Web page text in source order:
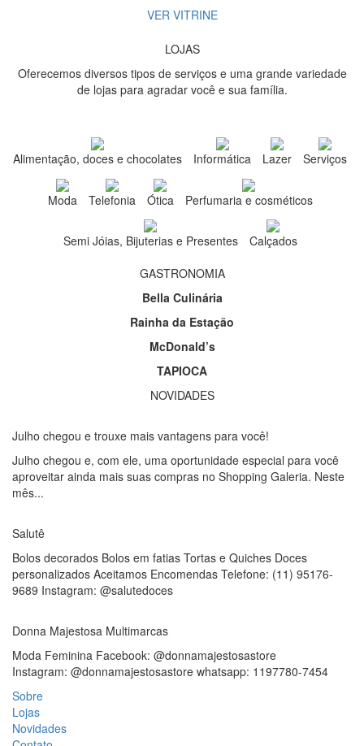
VER VITRINE
LOJAS
Oferecemos diversos tipos de serviços e uma grande variedade
de lojas para agradar você e sua família.
Alimentação, doces e chocolates Informática Lazer Serviços
Moda Telefonia Ótica Perfumaria e cosméticos
Semi Jóias, Bijuterias e Presentes
Calçados
GASTRONOMIA
Bella Culinária
Rainha da Estação
McDonald’s
TAPIOCA
NOVIDADES
Julho chegou e trouxe mais vantagens para você!
Julho chegou e, com ele, uma oportunidade especial para você
aproveitar ainda mais suas compras no Shopping Galeria. Neste
mês...
Salutê
Bolos decorados Bolos em fatias Tortas e Quiches Doces
personalizados Aceitamos Encomendas Telefone: (11) 95176-
9689 Instagram: @salutedoces
Donna Majestosa Multimarcas
Moda Feminina Facebook: @donnamajestosastore
Instagram: @donnamajestosastore whatsapp: 1197780-7454
Sobre
Lojas
Novidades